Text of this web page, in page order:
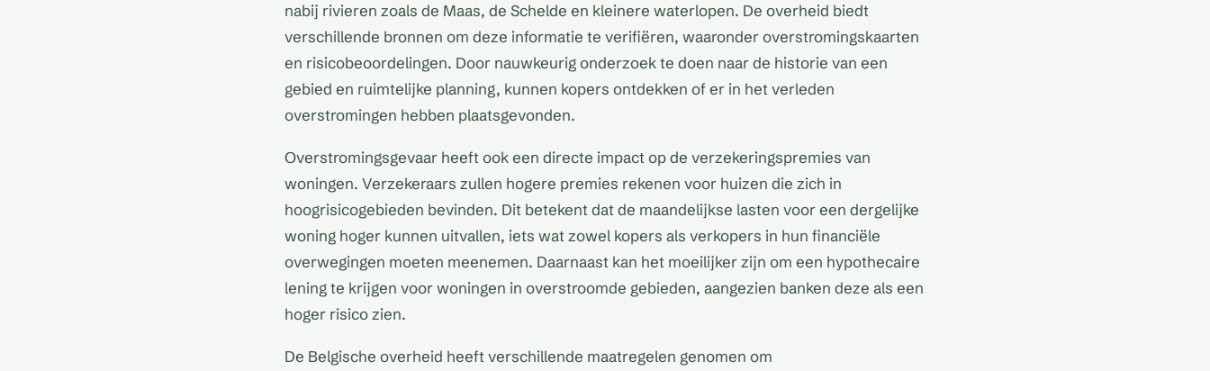
nabij rivieren zoals de Maas, de Schelde en kleinere waterlopen. De overheid biedt
verschillende bronnen om deze informatie te verifiëren, waaronder overstromingskaarten
en risicobeoordelingen. Door nauwkeurig onderzoek te doen naar de historie van een
gebied en ruimtelijke planning, kunnen kopers ontdekken of er in het verleden
overstromingen hebben plaatsgevonden.
Overstromingsgevaar heeft ook een directe impact op de verzekeringspremies van
woningen. Verzekeraars zullen hogere premies rekenen voor huizen die zich in
hoogrisicogebieden bevinden. Dit betekent dat de maandelijkse lasten voor een dergelijke
woning hoger kunnen uitvallen, iets wat zowel kopers als verkopers in hun financiële
overwegingen moeten meenemen. Daarnaast kan het moeilijker zijn om een hypothecaire
lening te krijgen voor woningen in overstroomde gebieden, aangezien banken deze als een
hoger risico zien.
De Belgische overheid heeft verschillende maatregelen genomen om